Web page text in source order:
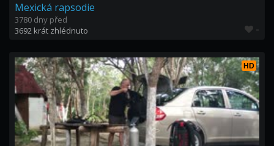
Mexická rapsodie
3780 dny před
3692 krát zhlédnuto
-
HD